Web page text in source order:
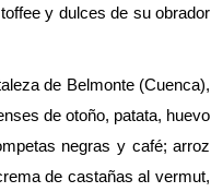
y dulces de su obrador
de Belmonte (Cuenca),
de otoño, patata, huevo
negras y café; arroz
de castañas al vermut,